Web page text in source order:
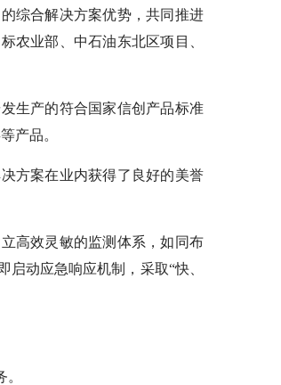
综合解决方案优势，共同推进
农业部、中石油东北区项目、
生产的符合国家信创产品标准
产品。
方案在业内获得了良好的美誉
高效灵敏的监测体系，如同布
动应急响应机制，采取“快、